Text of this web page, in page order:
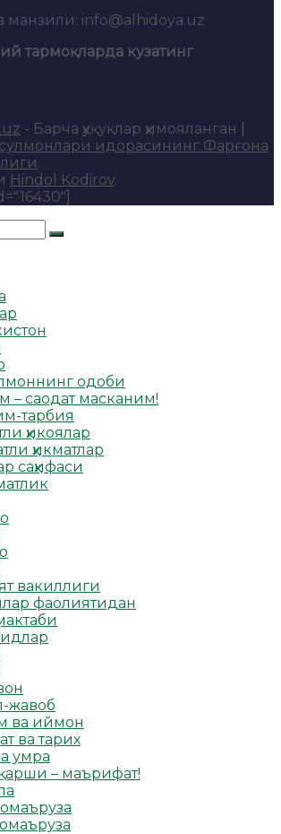
манзили: info@alhidoya.uz
тармоқларда кузатинг
- Барча ҳуқуқлар ҳимояланган |
идорасининг Фарғона
.
Hindol Kodirov.
одоби
– саодат масканим!
тарбия
ҳикоялар
ҳикматлар
саҳифаси
вакиллиги
фаолиятидан
жавоб
ва иймон
ва тарих
умра
қарши – маърифат!